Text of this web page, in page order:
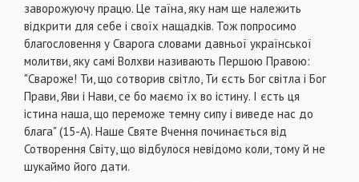
заво­рожуючу працю. Це таїна, яку нам ще належить
відкрити для себе і своїх нащадків. Тож попроси­мо
благословення у Сварога словами давньої ук­раїнської
молитви, яку самі Волхви називають Першою Правою:
"Свароже! Ти, що сотворив світ­ло, Ти єсть Бог світла і Бог
Прави, Яви і Нави, се бо маємо їх во істину. І єсть ця
істина наша, що переможе темну сипу і виведе нас до
блага" (15-А). Наше Святе Вчення починається від
Сотворення Світу, що відбулося невідомо коли, тому й не
шу­каймо його дати.